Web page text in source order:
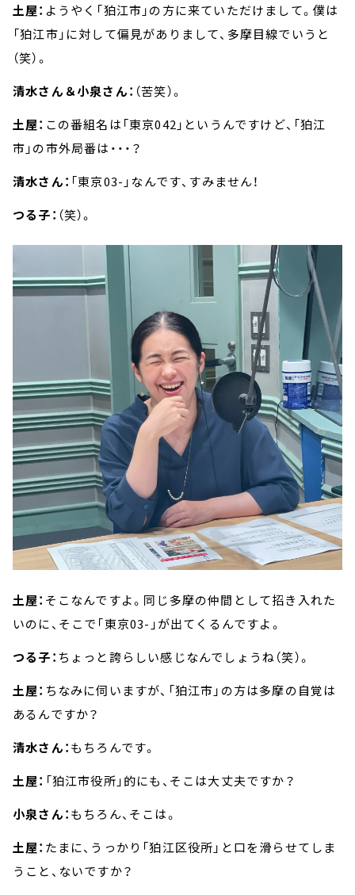
土屋： ようやく「狛江市」の方に来ていただけまして。僕は
「狛江市」に対して偏見がありまして、多摩目線でいうと
（笑）。
清水さん＆小泉さん： （苦笑）。
土屋： この番組名は「東京042」というんですけど、「狛江
市」の市外局番は・・・？
清水さん： 「東京03-」なんです、すみません！
つる子： （笑）。
土屋： そこなんですよ。同じ多摩の仲間として招き入れた
いのに、そこで「東京03-」が出てくるんですよ。
つる子： ちょっと誇らしい感じなんでしょうね（笑）。
土屋： ちなみに伺いますが、「狛江市」の方は多摩の自覚は
あるんですか？
清水さん：もちろんです。
土屋： 「狛江市役所」的にも、そこは大丈夫ですか？
小泉さん：もちろん、そこは。
土屋： たまに、うっかり「狛江区役所」と口を滑らせてしま
うこと、ないですか？